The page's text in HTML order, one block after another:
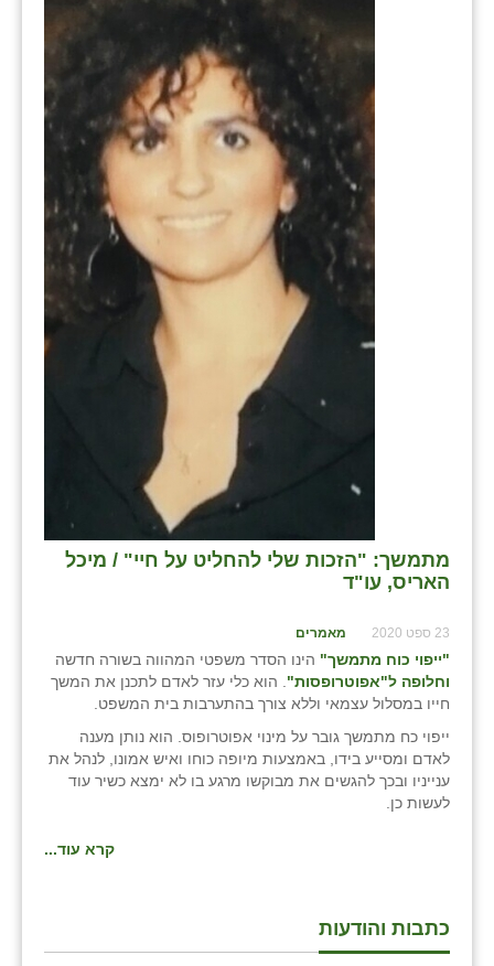
מתמשך: "הזכות שלי להחליט על חיי" / מיכל
האריס, עו"ד
23 ספט 2020 מאמרים
"ייפוי כוח מתמשך" הינו הסדר משפטי המהווה בשורה חדשה
וחלופה ל"אפוטרופסות" . הוא כלי עזר לאדם לתכנן את המשך
חייו במסלול עצמאי וללא צורך בהתערבות בית המשפט.
ייפוי כח מתמשך גובר על מינוי אפוטרופוס. הוא נותן מענה
לאדם ומסייע בידו, באמצעות מיופה כוחו ואיש אמונו, לנהל את
ענייניו ובכך להגשים את מבוקשו מרגע בו לא ימצא כשיר עוד
לעשות כן.
קרא עוד...
כתבות והודעות